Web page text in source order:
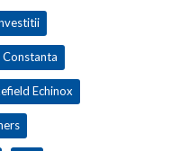
Constanta
Echinox